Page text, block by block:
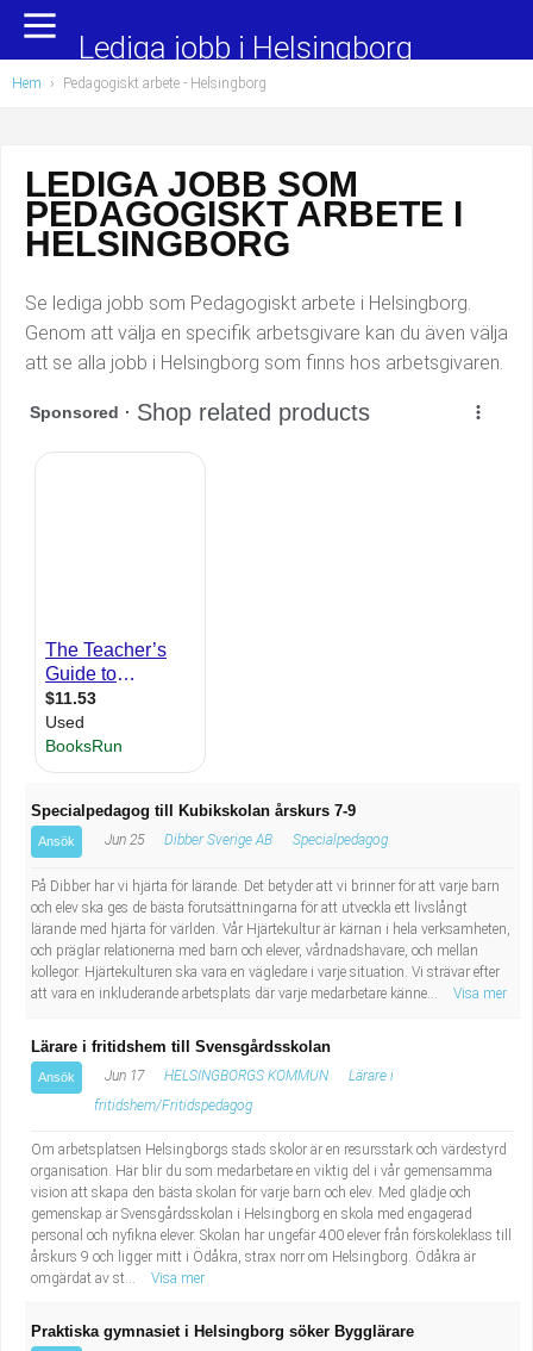
Yrkesområden
Administration, ekonomi, juridik
Chefer och verksamhetsledare
Data/IT
Försäljning, inköp, marknadsföring
Hantverksyrken
Kropps- och skönhetsvård
Kultur, media, design
Naturbruk
Naturvetenskapligt arbete
Pedagogiskt arbete
Socialt arbete
Säkerhetsarbete
Tekniskt arbete
Transport
Populära jobb
Undersköterska, hemtjänst och äldreboende
Barnskötare
Lärare i förskola/Förskollärare
Lagerarbetare
Bussförare/Busschaufför
Budbilsförare
Tidningsbud/Tidningsdistributör
Taxiförare/Taxichaufför
Läkarsekreterare/Vårdadmin/Medicinsk
sekreterare
Fastighetsskötare
Informatör/Kommunikatör
Brevbärare
Sjuksköterska, grundutbildad
Lediga jobb i Helsingborg
Hem › Pedagogiskt arbete - Helsingborg
LEDIGA JOBB SOM
PEDAGOGISKT ARBETE I
HELSINGBORG
Se lediga jobb som Pedagogiskt arbete i Helsingborg.
Genom att välja en specifik arbetsgivare kan du även välja
att se alla jobb i Helsingborg som finns hos arbetsgivaren.
Specialpedagog till Kubikskolan årskurs 7-9
Ansök Jun 25 Dibber Sverige AB Specialpedagog
På Dibber har vi hjärta för lärande. Det betyder att vi brinner för att varje barn
och elev ska ges de bästa förutsättningarna för att utveckla ett livslångt
lärande med hjärta för världen. Vår Hjärtekultur är kärnan i hela verksamheten,
och präglar relationerna med barn och elever, vårdnadshavare, och mellan
kollegor. Hjärtekulturen ska vara en vägledare i varje situation. Vi strävar efter
att vara en inkluderande arbetsplats där varje medarbetare känne...
Visa mer
Lärare i fritidshem till Svensgårdsskolan
Ansök Jun 17 HELSINGBORGS KOMMUN
Lärare i
fritidshem/Fritidspedagog
Om arbetsplatsen Helsingborgs stads skolor är en resursstark och värdestyrd
organisation. Här blir du som medarbetare en viktig del i vår gemensamma
vision att skapa den bästa skolan för varje barn och elev. Med glädje och
gemenskap är Svensgårdsskolan i Helsingborg en skola med engagerad
personal och nyfikna elever. Skolan har ungefär 400 elever från förskoleklass till
årskurs 9 och ligger mitt i Ödåkra, strax norr om Helsingborg. Ödåkra är
omgärdat av st...
Visa mer
Praktiska gymnasiet i Helsingborg söker Bygglärare